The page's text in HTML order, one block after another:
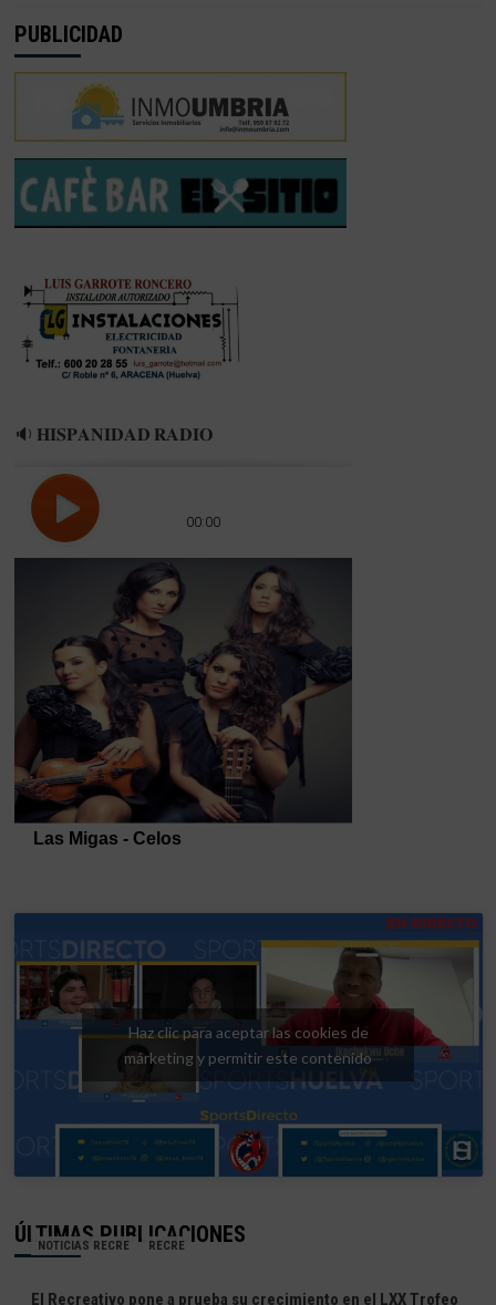
PUBLICIDAD
🔉 𝐇𝐈𝐒𝐏𝐀𝐍𝐈𝐃𝐀𝐃 𝐑𝐀𝐃𝐈𝐎
Haz clic para aceptar las cookies de
márketing y permitir este contenido
ÚLTIMAS PUBLICACIONES
NOTICIAS RECRE RECRE
El Recreativo pone a prueba su crecimiento en el LXX Trofeo